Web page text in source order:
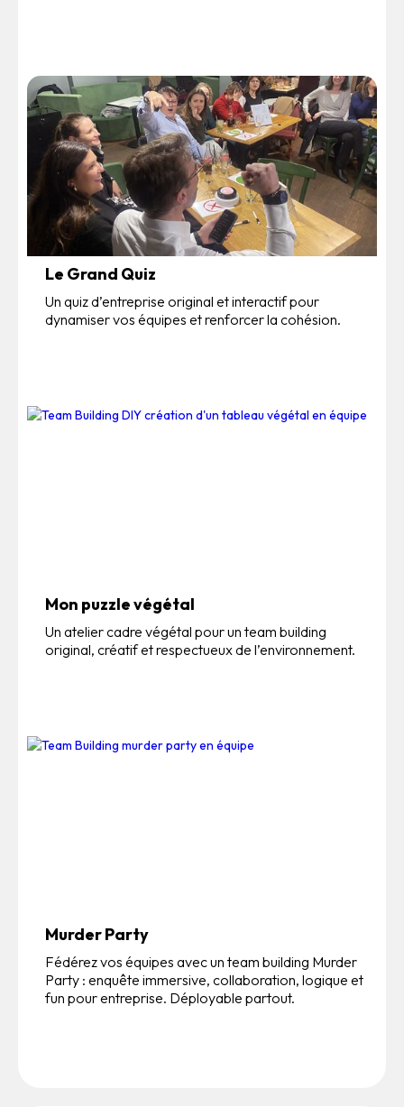
Le Grand Quiz
Un quiz d’entreprise original et interactif pour
dynamiser vos équipes et renforcer la cohésion.
Mon puzzle végétal
Un atelier cadre végétal pour un team building
original, créatif et respectueux de l’environnement.
Murder Party
Fédérez vos équipes avec un team building Murder
Party : enquête immersive, collaboration, logique et
fun pour entreprise. Déployable partout.